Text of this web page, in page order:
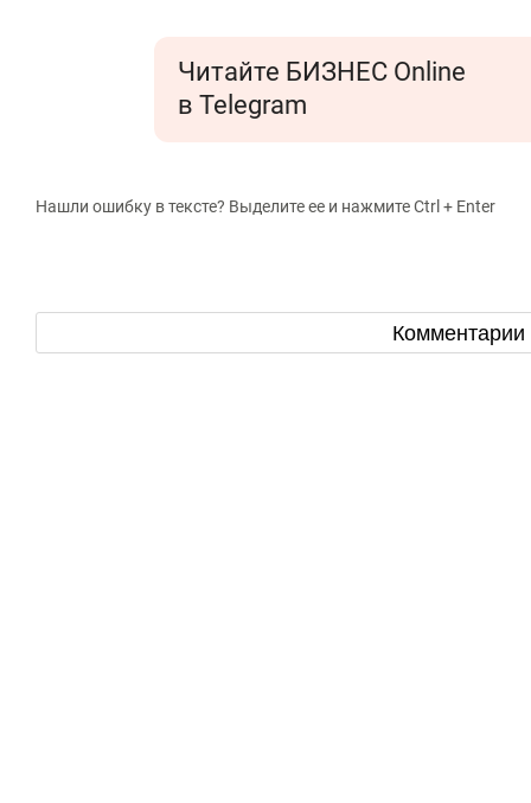
Читайте БИЗНЕС Online
в Telegram
Нашли ошибку в тексте? Выделите ее и нажмите Ctrl + Enter
Комментарии